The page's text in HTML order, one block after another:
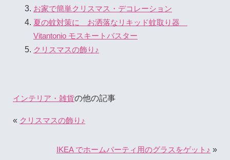
お家で簡単クリスマス・デコレーション
夏の蚊対策に お洒落なリキッド蚊取り器
Vitantonio モスキートバスター
クリスマスの飾り♪
インテリア・雑貨の他の記事
« クリスマスの飾り♪
IKEA でホームパーティ用のグラスをゲット♪ »